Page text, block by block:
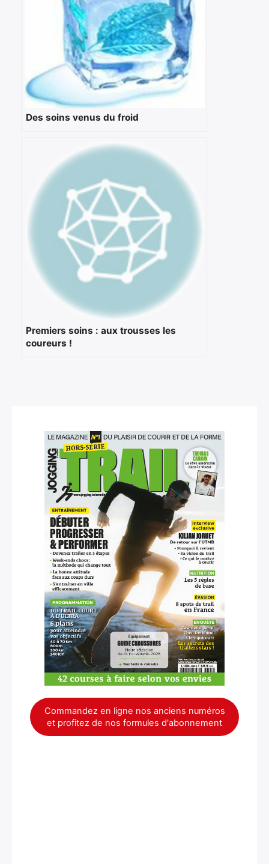
Des soins venus du froid
Premiers soins : aux trousses les
coureurs !
Commandez en ligne nos anciens numéros
et profitez de nos formules d'abonnement